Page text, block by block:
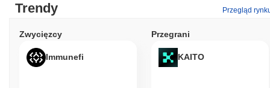
Trendy Przegląd
Zwycięzcy
Immunefi
Przegrani
KAITO